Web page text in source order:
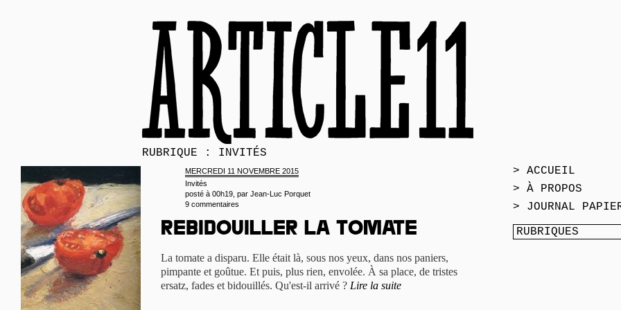
RUBRIQUE : INVITÉS
MERCREDI 11 NOVEMBRE 2015
Invités
posté à 00h19, par Jean-Luc Porquet
9 commentaires
Rebidouiller la tomate
La tomate a disparu. Elle était là, sous nos yeux, dans nos paniers,
pimpante et goûtue. Et puis, plus rien, envolée. À sa place, de tristes
ersatz, fades et bidouillés. Qu'est-il arrivé ? Lire la suite
> ACCUEIL
> À PROPOS
> JOURNAL